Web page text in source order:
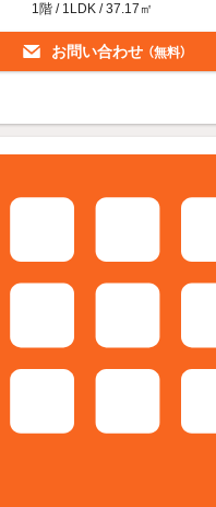
1階 / 1LDK / 37.17㎡
お問い合わせ （無料）